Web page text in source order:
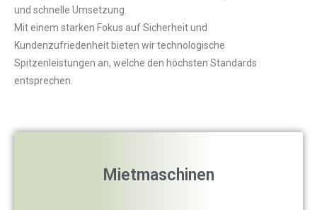
und schnelle Umsetzung.
Mit einem starken Fokus auf Sicherheit und
Kundenzufriedenheit bieten wir technologische
Spitzenleistungen an, welche den höchsten Standards
entsprechen.
Mietmaschinen